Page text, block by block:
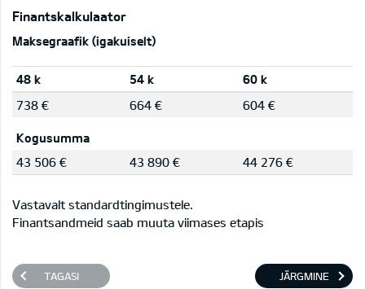
Finantskalkulaator
Maksegraafik (igakuiselt)
48 k 54 k
60 k
738 €
664 € 604 €
Kogusumma
43 506 €
43 890 € 44 276 €
Vastavalt standardtingimustele.
Finantsandmeid saab muuta viimases etapis
TAGASI JÄRGMINE